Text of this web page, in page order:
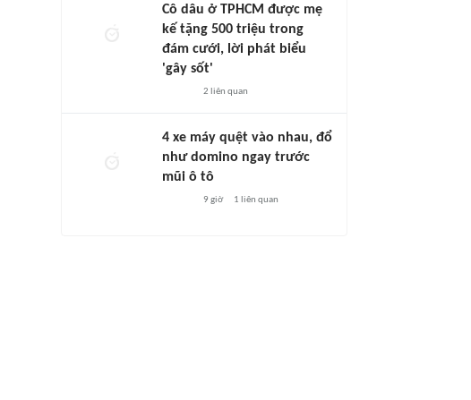
Cô dâu ở TPHCM được mẹ
kế tặng 500 triệu trong
đám cưới, lời phát biểu
'gây sốt'
2 liên quan
4 xe máy quệt vào nhau, đổ
như domino ngay trước
mũi ô tô
9 giờ 1 liên quan